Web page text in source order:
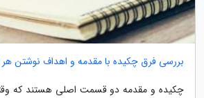
بررسی فرق چکیده با مقدمه و اهداف نوشتن هر
چکیده و مقدمه دو قسمت اصلی هستند که وقتی